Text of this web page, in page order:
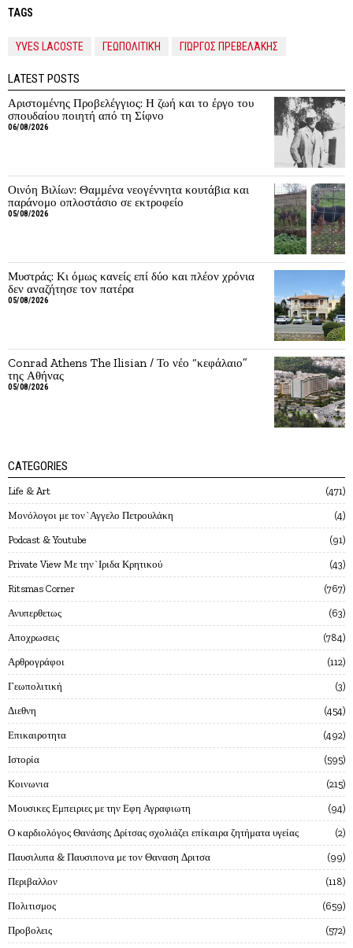
TAGS
YVES LACOSTE ΓΕΩΠΟΛΙΤΙΚΉ ΓΙΏΡΓΟΣ ΠΡΕΒΕΛΆΚΗΣ
LATEST POSTS
Αριστομένης Προβελέγγιος: Η ζωή και το έργο του
σπουδαίου ποιητή από τη Σίφνο
06/08/2026
Οινόη Βιλίων: Θαμμένα νεογέννητα κουτάβια και
παράνομο οπλοστάσιο σε εκτροφείο
05/08/2026
Μυστράς: Κι όμως κανείς επί δύο και πλέον χρόνια
δεν αναζήτησε τον πατέρα
05/08/2026
Conrad Athens The Ilisian / Το νέο “κεφάλαιο”
της Αθήνας
05/08/2026
CATEGORIES
Life & Art 471
Mονόλογοι με τον`Αγγελο Πετρουλάκη 4
Podcast & Youtube 91
Private View Με την`Ιριδα Κρητικού 43
Ritsmas Corner 767
Ανυπερθετως 63
Αποχρωσεις 784
Αρθρογράφοι 112
Γεωπολιτική 3
Διεθνη 454
Επικαιροτητα 492
Ιστορία 595
Κοινωνια 215
Μουσικες Εμπειριες με την Εφη Αγραφιωτη 94
Ο καρδιολόγος Θανάσης Δρίτσας σχολιάζει επίκαιρα ζητήματα υγείας 2
Παυσιλυπα & Παυσιπονα με τον Θαναση Δριτσα 99
Περιβαλλον 118
Πολιτισμος 659
Προβολεις 572